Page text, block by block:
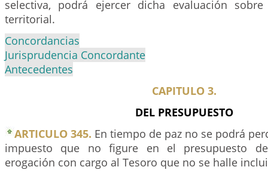
selectiva, podrá ejercer dicha evaluación
territorial.
Concordancias
Jurisprudencia Concordante
Antecedentes
CAPITULO 3.
DEL PRESUPUESTO
ARTICULO 345. En tiempo de paz no se podrá
impuesto que no figure en el presupuesto
erogación con cargo al Tesoro que no se halle